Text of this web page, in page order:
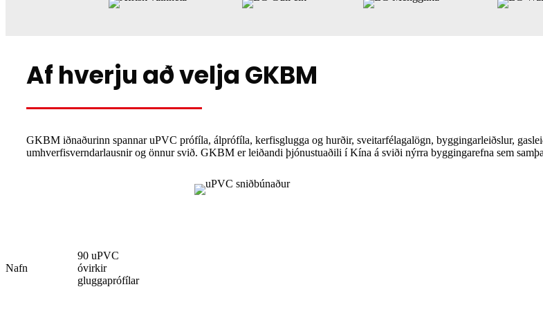
Af hverju að velja GKBM
GKBM iðnaðurinn spannar uPVC prófíla, álprófíla, kerfisglugga og hurðir, sveitarfélagalögn, byggingarleiðslur,
umhverfisverndarlausnir og önnur svið. GKBM er leiðandi þjónustuaðili í Kína á sviði nýrra byggingarefna sem
Nafn
90 uPVC
óvirkir
gluggaprófílar